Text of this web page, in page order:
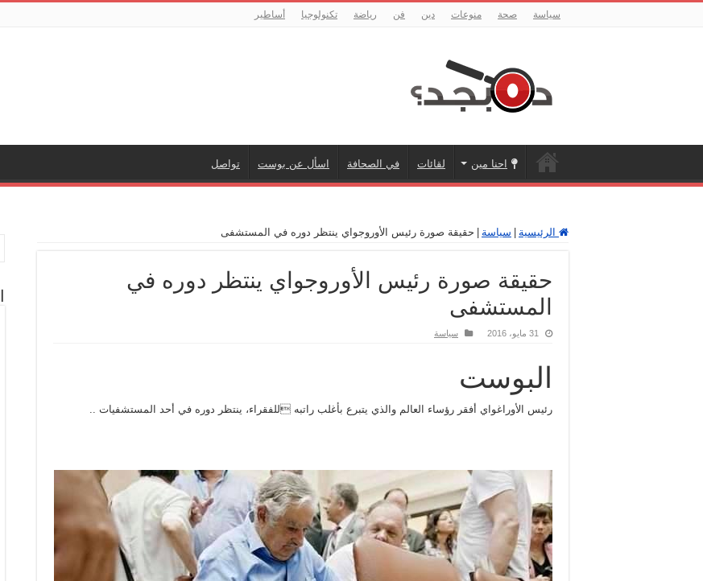
سياسة صحة منوعات دين فن رياضة تكنولوجيا أساطير
احنا مين لقائات في الصحافة اسأل عن بوست تواصل
الرئيسية سياسة حقيقة صورة رئيس الأوروجواي ينتظر دوره في المستشفى
حقيقة صورة رئيس الأوروجواي ينتظر دوره في
المستشفى
31 مايو، 2016 سياسة
البوست
رئيس الأوراغواي أفقر رؤساء العالم والذي يتبرع بأغلب راتبه للفقراء، ينتظر دوره في أحد المستشفيات ..